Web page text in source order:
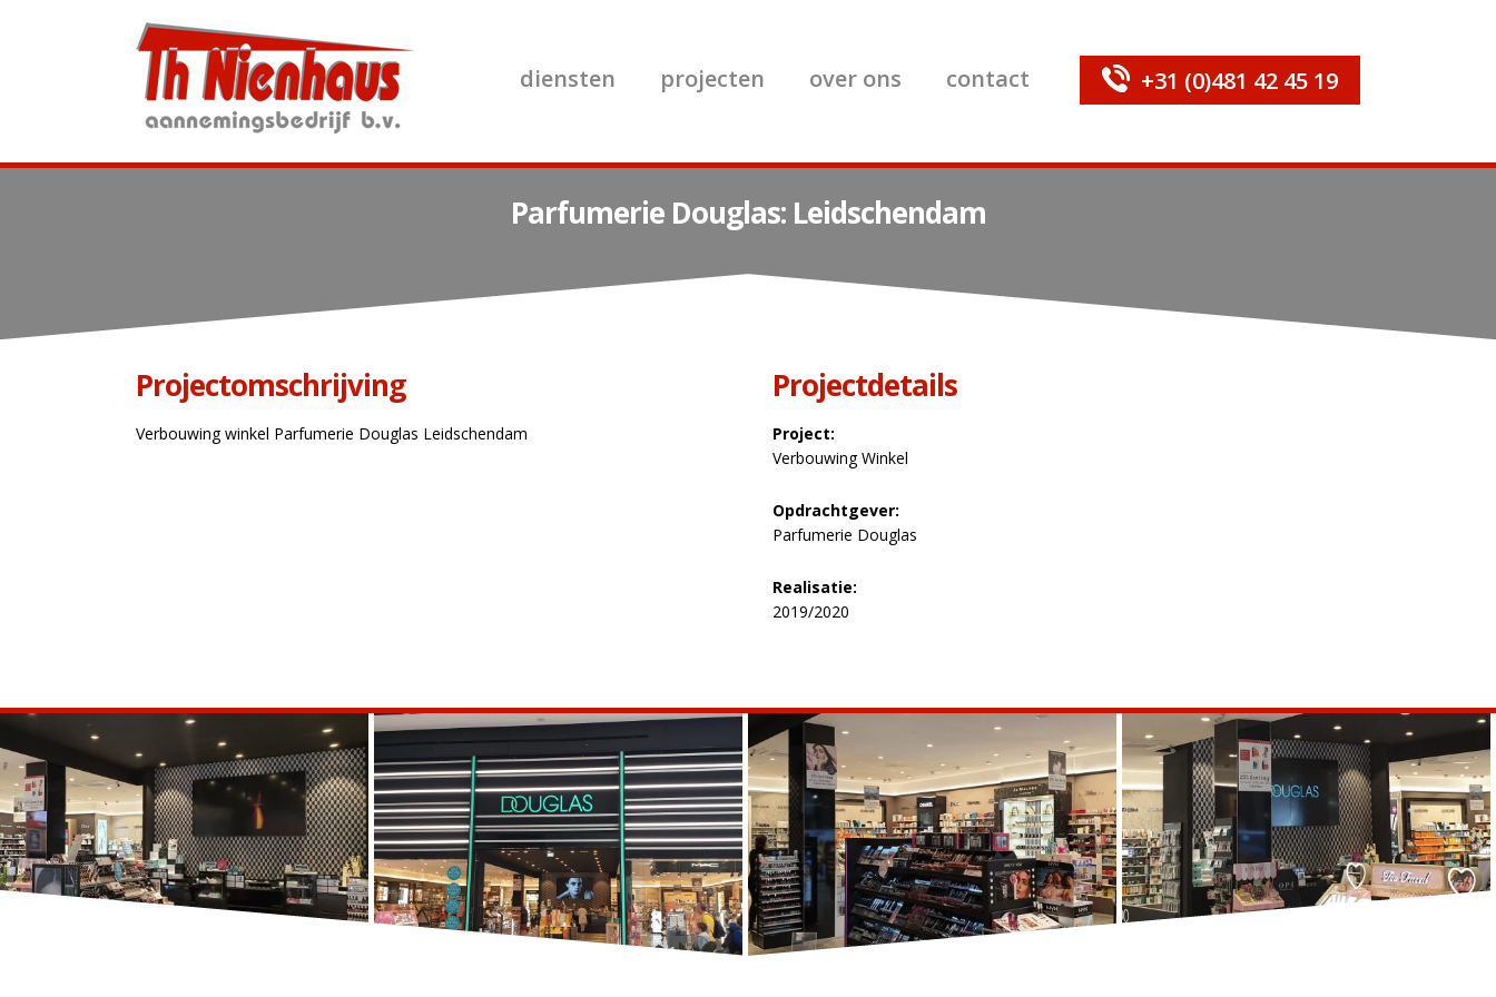
diensten projecten over ons contact +31 (0)481 42 45 19
Parfumerie Douglas: Leidschendam
Projectomschrijving
Verbouwing winkel Parfumerie Douglas Leidschendam
Projectdetails
Project:
Verbouwing Winkel
Opdrachtgever:
Parfumerie Douglas
Realisatie:
2019/2020